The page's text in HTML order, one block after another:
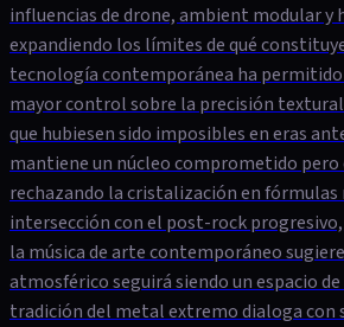
influencias de drone, ambient modular y
expandiendo los límites de qué
tecnología contemporánea ha
mayor control sobre la precisión
que hubiesen sido imposibles en eras
mantiene un núcleo comprometido
rechazando la cristalización en fórmulas
intersección con el post-rock
la música de arte contemporáneo
atmosférico seguirá siendo un espacio
tradición del metal extremo dialoga con